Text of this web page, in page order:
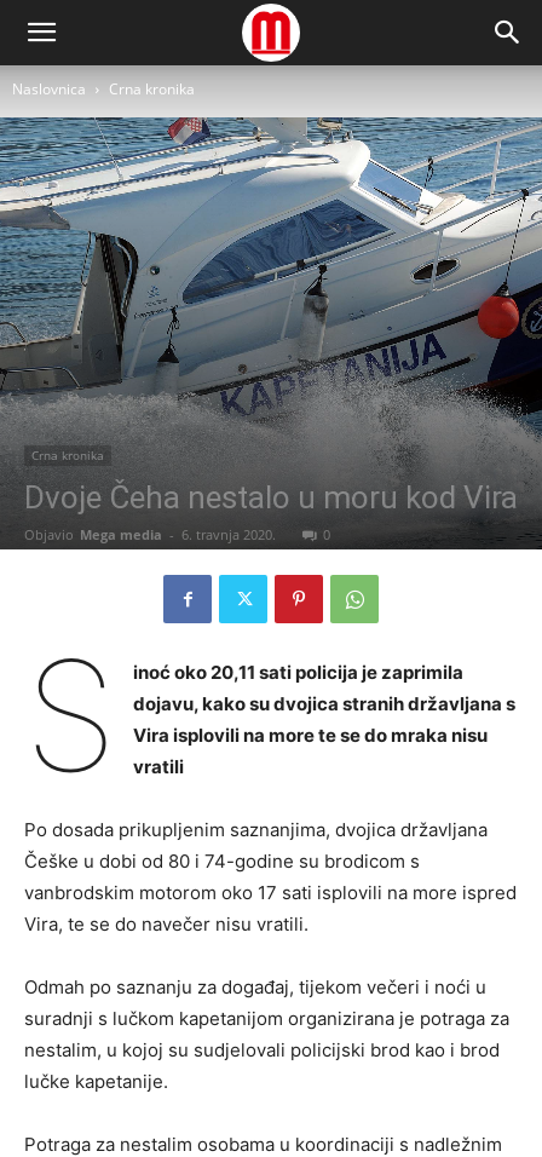
Naslovnica Crna kronika
Crna kronika
Dvoje Čeha nestalo u moru kod Vira
Objavio Mega media - 6. travnja 2020. 0
S
inoć oko 20,11 sati policija je zaprimila
dojavu, kako su dvojica stranih državljana s
Vira isplovili na more te se do mraka nisu
vratili
Po dosada prikupljenim saznanjima, dvojica državljana
Češke u dobi od 80 i 74-godine su brodicom s
vanbrodskim motorom oko 17 sati isplovili na more ispred
Vira, te se do navečer nisu vratili.
Odmah po saznanju za događaj, tijekom večeri i noći u
suradnji s lučkom kapetanijom organizirana je potraga za
nestalim, u kojoj su sudjelovali policijski brod kao i brod
lučke kapetanije.
Potraga za nestalim osobama u koordinaciji s nadležnim